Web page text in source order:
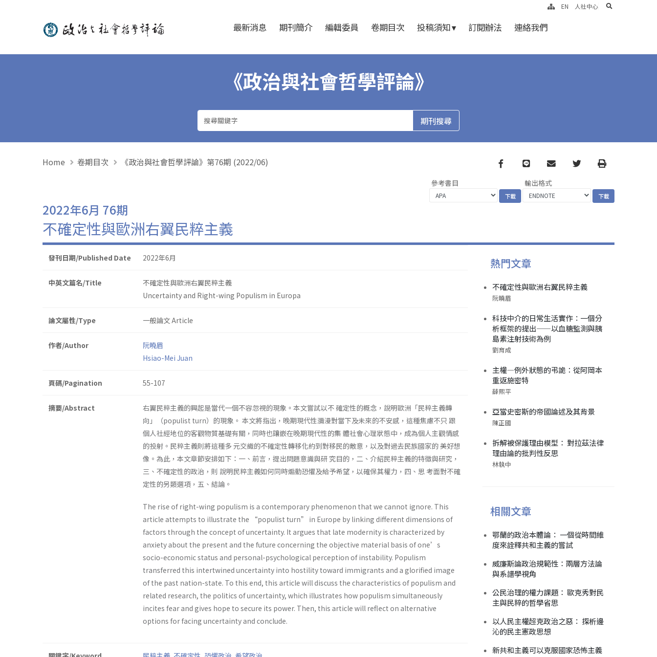
政治與社會哲學評論 最新消息 期刊簡介 編輯委員 卷期目次 投稿須知 ▾ 訂閱辦法 連絡我們
EN 人社中心 search
《政治與社會哲學評論》
Home 卷期目次 《政治與社會哲學評論》第76期 (2022/06) Facebook
line email TwitterPrint
參考書目 輸出格式
2022年6月 76期
不確定性與歐洲右翼民粹主義
發刊日期/Published Date 2022年6月
中英文篇名/Title
不確定性與歐洲右翼民粹主義
Uncertainty and Right-wing Populism in Europa
論文屬性/Type 一般論文 Article
作者/Author
阮曉眉
Hsiao-Mei Juan
頁碼/Pagination 55-107
摘要/Abstract
右翼民粹主義的興起是當代一個不容忽視的現象。本文嘗試以不 確定性的概念，說明歐洲「民粹主義轉
向」（populist turn）的現象。 本文將指出，晚期現代性瀰漫對當下及未來的不安感，這種焦慮不只 跟
個人社經地位的客觀物質基礎有關，同時也鑲嵌在晚期現代性的集 體社會心理狀態中，成為個人主觀情感
的投射。民粹主義則將這種多 元交織的不確定性轉移化約到對移民的敵意，以及對過去民族國家的 美好想
像。為此，本文章節安排如下：一、前言，提出問題意識與研 究目的，二、介紹民粹主義的特徵與研究，
三、不確定性的政治，則 說明民粹主義如何同時煽動恐懼及給予希望，以確保其權力，四、思 考面對不確
定性的另類選項，五、結論。
The rise of right-wing populism is a contemporary phenomenon that we cannot ignore. This
article attempts to illustrate the “populist turn” in Europe by linking different dimensions of
factors through the concept of uncertainty. It argues that late modernity is characterized by
anxiety about the present and the future concerning the objective material basis of one’s
socio-economic status and personal-psychological perception of instability. Populism
transferred this intertwined uncertainty into hostility toward immigrants and a glorified image
of the past nation-state. To this end, this article will discuss the characteristics of populism and
related research, the politics of uncertainty, which illustrates how populism simultaneously
incites fear and gives hope to secure its power. Then, this article will reflect on alternative
options for facing uncertainty and conclude.
熱門文章
不確定性與歐洲右翼民粹主義
阮曉眉
科技中介的日常生活實作：一個分
析框架的提出——以血糖監測與胰
島素注射技術為例
劉育成
主權—例外狀態的弔詭：從阿岡本
重返施密特
薛熙平
亞當史密斯的帝國論述及其背景
陳正國
拆解被保護理由模型： 對拉茲法律
理由論的批判性反思
林執中
相關文章
鄂蘭的政治本體論： 一個從時間維
度來詮釋共和主義的嘗試
威廉斯論政治規範性：兩層方法論
與系譜學視角
公民治理的權力課題： 歐克秀對民
主與民粹的哲學省思
以人民主權超克政治之惡： 探析邊
沁的民主憲政思想
新共和主義可以克服國家恐怖主義